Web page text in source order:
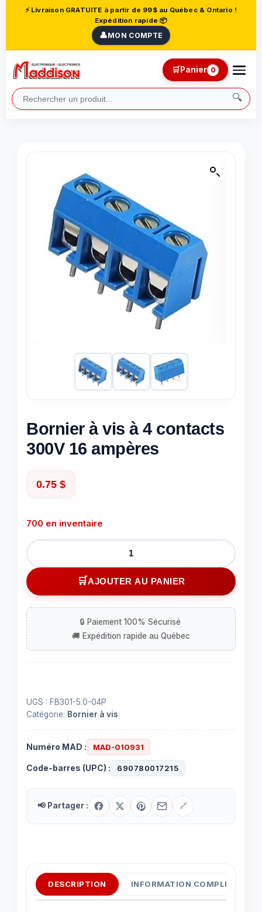
⚡ Livraison GRATUITE à partir de 99$ au Québec & Ontario !
Expédition rapide 📦
👤MON COMPTE
🔍
🛒Panier 0
Bornier à vis à 4 contacts
300V 16 ampères
0.75 $
700 en inventaire
quantité
de
Bornier
à
à
4
contacts
AJOUTER AU PANIER
UGS : FB301-5.0-04P
Catégorie: Bornier à vis
Numéro MAD : MAD-010931
Code-barres (UPC) : 690780017215
📢 Partager : 🔗
DESCRIPTION INFORMATION